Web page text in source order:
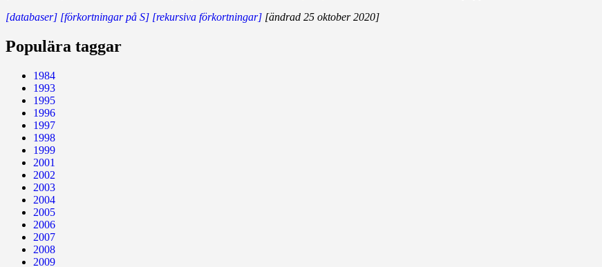
[databaser] [förkortningar på S] [rekursiva förkortningar] [ändrad 25 oktober 2020]
Populära taggar
1984
1993
1995
1996
1997
1998
1999
2001
2002
2003
2004
2005
2006
2007
2008
2009